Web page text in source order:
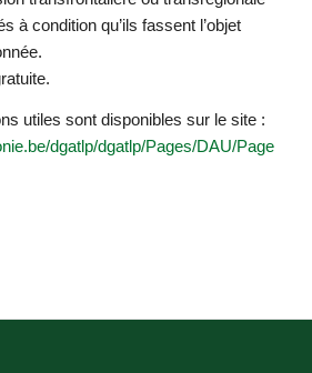
à condition qu’ils fassent l’objet
utiles sont disponibles sur le site :
dgatlp/dgatlp/Pages/DAU/Pages/